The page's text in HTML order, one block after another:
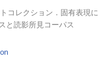
コレクション．固有表現に
と読影所見コーパス